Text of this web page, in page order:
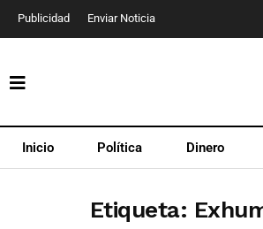
Publicidad Enviar Noticia
Inicio Política Dinero
Etiqueta: